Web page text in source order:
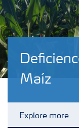
Maíz
Explore more